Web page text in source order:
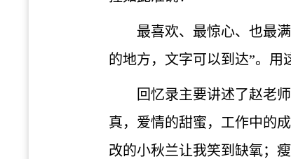
最喜欢、最惊心、也最
的地方，文字可以到达”。用
回忆录主要讲述了赵老
真，爱情的甜蜜，工作中的
改的小秋兰让我笑到缺氧；